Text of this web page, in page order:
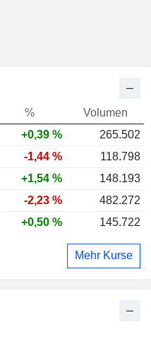
%
Volumen
+0,39 %
265.502
-1,44 %
118.798
+1,54 %
148.193
-2,23 %
482.272
+0,50 % 145.722
Mehr Kurse